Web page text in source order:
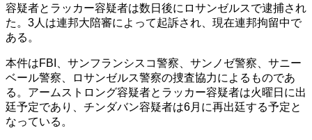
容疑者とラッカー容疑者は数日後にロサンゼルスで逮捕され
た。3人は連邦大陪審によって起訴され、現在連邦拘留中で
ある。
本件はFBI、サンフランシスコ警察、サンノゼ警察、サニー
ベール警察、ロサンゼルス警察の捜査協力によるものであ
る。アームストロング容疑者とラッカー容疑者は火曜日に出
廷予定であり、チンダバン容疑者は6月に再出廷する予定と
なっている。